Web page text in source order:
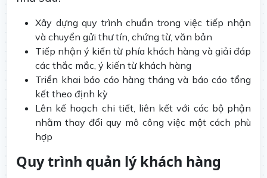
Xây dựng quy trình chuẩn trong việc tiếp nhận
và chuyển gửi thư tín, chứng từ, văn bản
Tiếp nhận ý kiến từ phía khách hàng và giải đáp
các thắc mắc, ý kiến từ khách hàng
Triển khai báo cáo hàng tháng và báo cáo tổng
kết theo định kỳ
Lên kế hoạch chi tiết, liên kết với các bộ phận
nhằm thay đổi quy mô công việc một cách phù
hợp
Quy trình quản lý khách hàng